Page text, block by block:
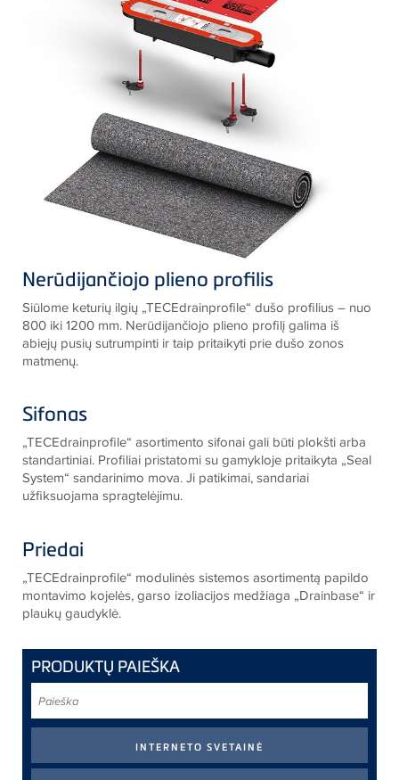
Nerūdijančiojo plieno profilis
Siūlome keturių ilgių „TECEdrainprofile“ dušo profilius – nuo
800 iki 1200 mm. Nerūdijančiojo plieno profilį galima iš
abiejų pusių sutrumpinti ir taip pritaikyti prie dušo zonos
matmenų.
Sifonas
„TECEdrainprofile“ asortimento sifonai gali būti plokšti arba
standartiniai. Profiliai pristatomi su gamykloje pritaikyta „Seal
System“ sandarinimo mova. Ji patikimai, sandariai
užfiksuojama spragtelėjimu.
Priedai
„TECEdrainprofile“ modulinės sistemos asortimentą papildo
montavimo kojelės, garso izoliacijos medžiaga „Drainbase“ ir
plaukų gaudyklė.
PRODUKTŲ PAIEŠKA